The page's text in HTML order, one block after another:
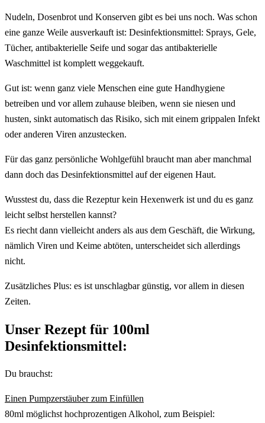
Nudeln, Dosenbrot und Konserven gibt es bei uns noch. Was schon
eine ganze Weile ausverkauft ist: Desinfektionsmittel: Sprays, Gele,
Tücher, antibakterielle Seife und sogar das antibakterielle
Waschmittel ist komplett weggekauft.
Gut ist: wenn ganz viele Menschen eine gute Handhygiene
betreiben und vor allem zuhause bleiben, wenn sie niesen und
husten, sinkt automatisch das Risiko, sich mit einem grippalen Infekt
oder anderen Viren anzustecken.
Für das ganz persönliche Wohlgefühl braucht man aber manchmal
dann doch das Desinfektionsmittel auf der eigenen Haut.
Wusstest du, dass die Rezeptur kein Hexenwerk ist und du es ganz
leicht selbst herstellen kannst?
Es riecht dann vielleicht anders als aus dem Geschäft, die Wirkung,
nämlich Viren und Keime abtöten, unterscheidet sich allerdings
nicht.
Zusätzliches Plus: es ist unschlagbar günstig, vor allem in diesen
Zeiten.
Unser Rezept für 100ml
Desinfektionsmittel:
Du brauchst:
Einen Pumpzerstäuber zum Einfüllen
80ml möglichst hochprozentigen Alkohol, zum Beispiel: